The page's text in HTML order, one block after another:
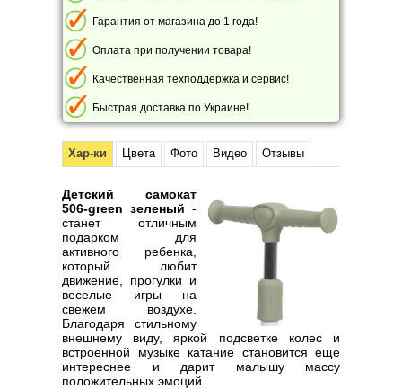
Гарантия от магазина до 1 года!
Оплата при получении товара!
Качественная техподдержка и сервис!
Быстрая доставка по Украине!
Хар-ки Цвета Фото Видео Отзывы
Детский самокат
506-green зеленый -
станет отличным
подарком для
активного ребенка,
который любит
движение, прогулки и
веселые игры на
свежем воздухе.
Благодаря стильному
внешнему виду, яркой подсветке колес и
встроенной музыке катание становится еще
интереснее и дарит малышу массу
положительных эмоций.